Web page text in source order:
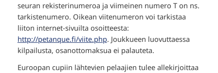
seuran rekisterinumeroa ja viimeinen numero T on ns.
tarkistenumero. Oikean viitenumeron voi tarkistaa
liiton internet-sivuilta osoitteesta:
http://petanque.fi/viite.php. Joukkueen luovuttaessa
kilpailusta, osanottomaksua ei palauteta.
Euroopan cupiin lähtevien pelaajien tulee allekirjoittaa